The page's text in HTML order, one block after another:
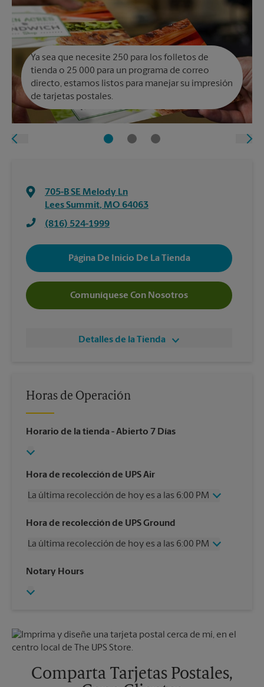
Ya sea que necesite 250 para los folletos de
tienda o 25 000 para un programa de correo
directo, estamos listos para manejar su impresión
de tarjetas postales.
705-B SE Melody Ln
Lees Summit, MO 64063
(816) 524-1999
Página De Inicio De La Tienda
Comuníquese Con Nosotros
Detalles de la Tienda
Horas de Operación
Horario de la tienda - Abierto 7 Días
Hora de recolección de UPS Air
La última recolección de hoy es a las 6:00 PM
Miércoles
6:00 PM
Viernes
6:00 PM
Domingo
Hora de recolección de UPS Ground
La última recolección de hoy es a las 6:00 PM
Miércoles
Viernes
Lunes
6:00 PM
Martes
6:00 PM
Notary Hours
Comparta Tarjetas Postales,